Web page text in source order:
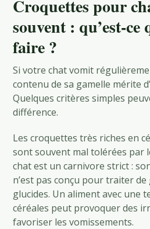
Croquettes pour
souvent : qu’est-ce
faire ?
Si votre chat vomit
contenu de sa gamelle mérite
Quelques critères simples
différence.
Les croquettes très riches en
sont souvent mal tolérées par
chat est un carnivore strict :
n’est pas conçu pour traiter
glucides. Un aliment avec une
céréales peut provoquer des
favoriser les vomissements.